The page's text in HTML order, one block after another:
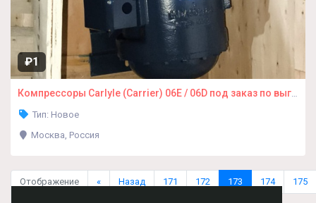
₽1
Компрессоры Carlyle (Carrier) 06E / 06D под заказ по выгодным ценам.
Тип: Новое
Москва, Россия
Отображение
« Назад 171 172 173 174 175